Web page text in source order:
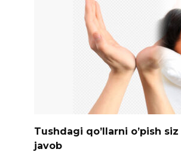
Tushdagi qo’llarni o’pish
javob